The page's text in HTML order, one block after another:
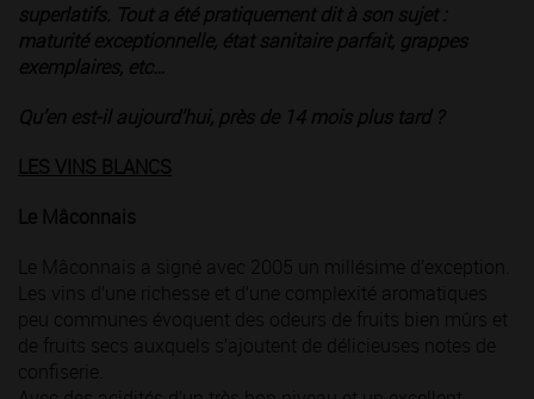
superlatifs. Tout a été pratiquement dit à son sujet :
maturité exceptionnelle, état sanitaire parfait, grappes
exemplaires, etc…
Qu’en est-il aujourd’hui, près de 14 mois plus tard ?
LES VINS BLANCS
Le Mâconnais
Le Mâconnais a signé avec 2005 un millésime d’exception.
Les vins d’une richesse et d’une complexité aromatiques
peu communes évoquent des odeurs de fruits bien mûrs et
de fruits secs auxquels s’ajoutent de délicieuses notes de
confiserie.